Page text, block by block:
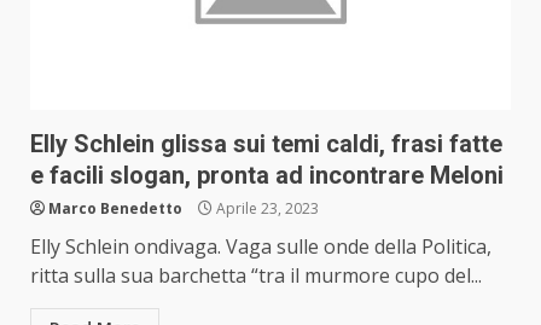
Elly Schlein glissa sui temi caldi, frasi fatte
e facili slogan, pronta ad incontrare Meloni
Marco Benedetto Aprile 23, 2023
Elly Schlein ondivaga. Vaga sulle onde della Politica,
ritta sulla sua barchetta “tra il murmore cupo del...